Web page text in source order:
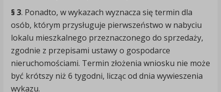
§ 3. Ponadto, w wykazach wyznacza się termin dla
osób, którym przysługuje pierwszeństwo w nabyciu
lokalu mieszkalnego przeznaczonego do sprzedaży,
zgodnie z przepisami ustawy o gospodarce
nieruchomościami. Termin złożenia wniosku nie może
być krótszy niż 6 tygodni, licząc od dnia wywieszenia
wykazu.